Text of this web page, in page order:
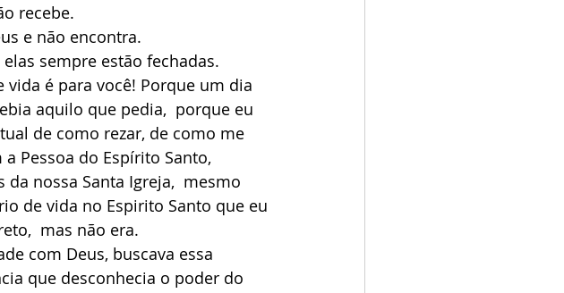
recebe.
e não encontra.
e elas sempre estão fechadas.
aquilo que pedia,  porque eu
de como rezar, de como me
Pessoa do Espírito Santo,
nossa Santa Igreja,  mesmo
de vida no Espirito Santo que eu
mas não era.
que desconhecia o poder do